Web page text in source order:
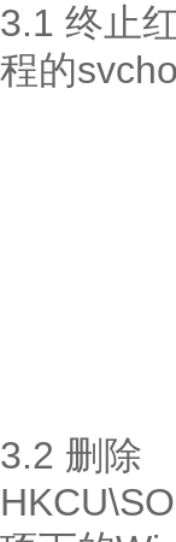
3.1 终止
程的
3.2 删除